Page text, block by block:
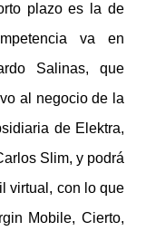
plazo es la de
va en
Salinas, que
al negocio de la
de Elektra,
Slim, y podrá
virtual, con lo que
Mobile, Cierto,